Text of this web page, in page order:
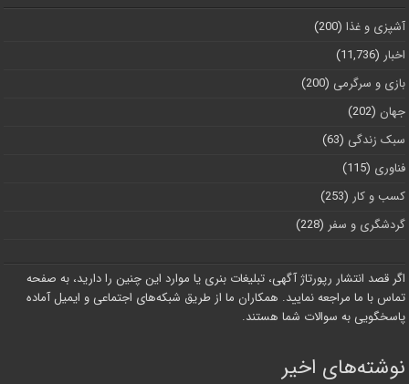
آشپزی و غذا (200)
اخبار (11,736)
بازی و سرگرمی (200)
جهان (202)
سبک زندگی (63)
فناوری (115)
کسب و کار (253)
گردشگری و سفر (228)
اگر قصد انتشار رپورتاژ آگهی، تبلیغات بنری یا موارد این چنین را دارید، به صفحه
تماس با ما مراجعه نمایید. همکاران ما از طریق شبکه‌های اجتماعی و ایمیل آماده
پاسخگویی به سوالات شما هستند.
نوشته‌های اخیر